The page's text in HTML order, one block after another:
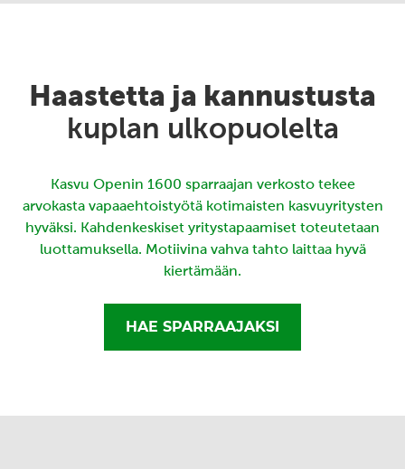
Haastetta ja kannustusta
kuplan ulkopuolelta
Kasvu Openin 1600 sparraajan verkosto tekee
arvokasta vapaaehtoistyötä kotimaisten kasvuyritysten
hyväksi. Kahdenkeskiset yritystapaamiset toteutetaan
luottamuksella. Motiivina vahva tahto laittaa hyvä
kiertämään.
HAE SPARRAAJAKSI